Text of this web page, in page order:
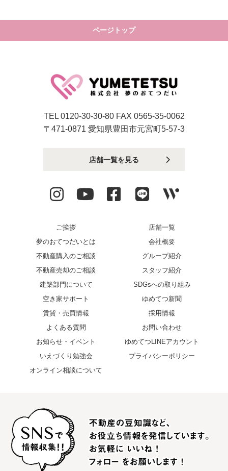
ページトップ
TEL 0120-30-30-80 FAX 0565-35-0062
〒471-0871 愛知県豊田市元宮町5-57-3
店舗一覧を見る
ご挨拶
夢のおてつだいとは
不動産購入のご相談
不動産売却のご相談
建築部門について
空き家サポート
賃貸・売買情報
よくある質問
お知らせ・イベント
いえづくり勉強会
オンライン相談について
店舗一覧
会社概要
グループ紹介
スタッフ紹介
SDGsへの取り組み
ゆめてつ新聞
採用情報
お問い合わせ
ゆめてつLINEアカウント
プライバシーポリシー